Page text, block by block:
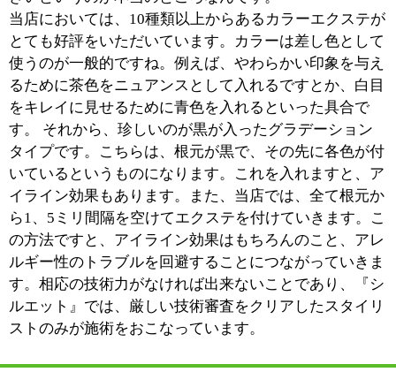
により、男性も女性もビックリすることなく（笑）、ご
利用が可能です。また、事前に丹念なカウンセリングを
おこなうことで、初めての方の不安を解消すべく努めて
います。どうぞお気軽に来店していただき、なんでもご
相談ください。"なりたい貴方"に出逢うために、私ども
が出来ることを精一杯努めさせていただいたいと思って
います。
※上記記事は2013.11に取材したものです。
情報時間の経過による変化などがございます事をご了承
ください。
このページの先頭へ
江戸川区時間 江東区時間 葛飾区時間
表示： PC|モバイル
© 2013 art blue Inc.